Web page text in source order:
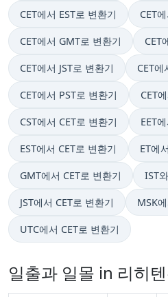
CET에서 EST로 변환기 CET
CET에서 GMT로 변환기 CET
CET에서 JST로 변환기 CET
CET에서 PST로 변환기 CET
CST에서 CET로 변환기 EET
EST에서 CET로 변환기 ET에
GMT에서 CET로 변환기 IST
JST에서 CET로 변환기 MSK
UTC에서 CET로 변환기
일출과 일몰 in 리히